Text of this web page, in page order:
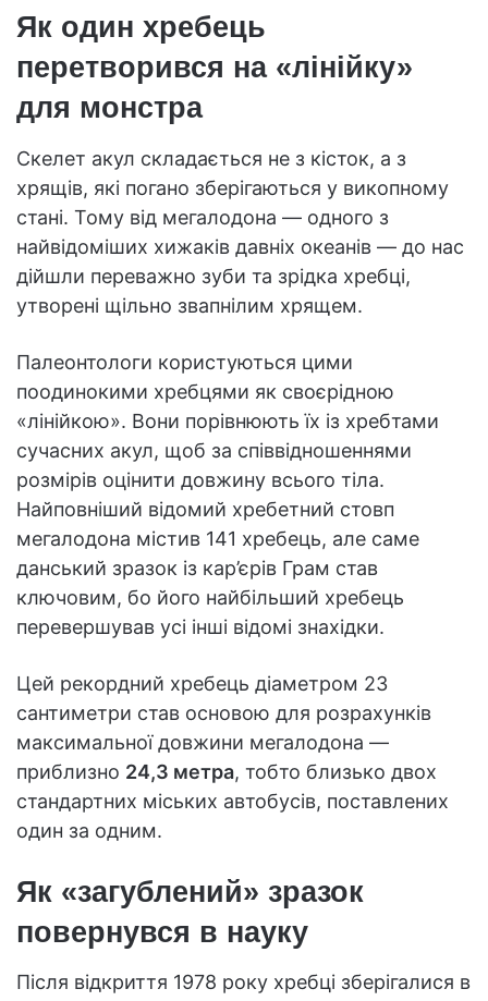
Як один хребець
перетворився на «лінійку»
для монстра
Скелет акул складається не з кісток, а з
хрящів, які погано зберігаються у викопному
стані. Тому від мегалодона — одного з
найвідоміших хижаків давніх океанів — до нас
дійшли переважно зуби та зрідка хребці,
утворені щільно звапнілим хрящем.
Палеонтологи користуються цими
поодинокими хребцями як своєрідною
«лінійкою». Вони порівнюють їх із хребтами
сучасних акул, щоб за співвідношеннями
розмірів оцінити довжину всього тіла.
Найповніший відомий хребетний стовп
мегалодона містив 141 хребець, але саме
данський зразок із кар’єрів Грам став
ключовим, бо його найбільший хребець
перевершував усі інші відомі знахідки.
Цей рекордний хребець діаметром 23
сантиметри став основою для розрахунків
максимальної довжини мегалодона —
приблизно 24,3 метра, тобто близько двох
стандартних міських автобусів, поставлених
один за одним.
Як «загублений» зразок
повернувся в науку
Після відкриття 1978 року хребці зберігалися в